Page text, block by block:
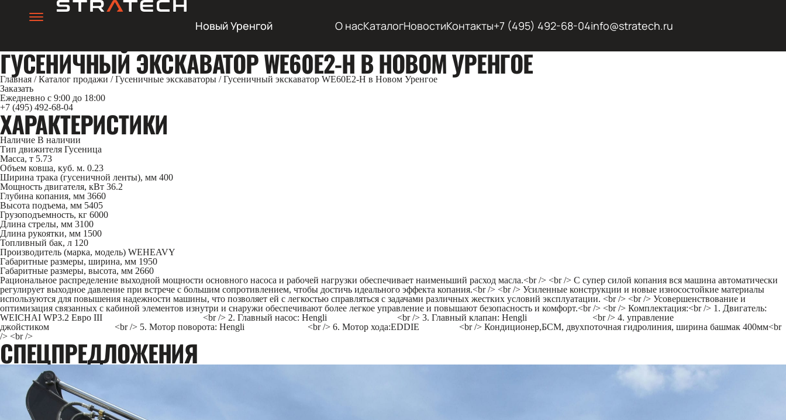
Новый Уренгой О насКаталогНовостиКонтакты+7 (495) 492-68-04info@stratech.ru
ГУСЕНИЧНЫЙ ЭКСКАВАТОР WE60E2-H В НОВОМ УРЕНГОЕ
Главная / Каталог продажи / Гусеничные экскаваторы / Гусеничный экскаватор WE60E2-H в Новом Уренгое
Заказать
Ежедневно с 9:00 до 18:00
+7 (495) 492-68-04
ХАРАКТЕРИСТИКИ
Наличие В наличии
Тип движителя Гусеница
Масса, т 5.73
Объем ковша, куб. м. 0.23
Ширина трака (гусеничной ленты), мм 400
Мощность двигателя, кВт 36.2
Глубина копания, мм 3660
Высота подъема, мм 5405
Грузоподъемность, кг 6000
Длина стрелы, мм 3100
Длина рукоятки, мм 1500
Топливный бак, л 120
Производитель (марка, модель) WEHEAVY
Габаритные размеры, ширина, мм 1950
Габаритные размеры, высота, мм 2660
Рациональное распределение выходной мощности основного насоса и рабочей нагрузки обеспечивает наименьший расход масла.<br /> <br /> С супер силой копания вся машина автоматически
регулирует выходное давление при встрече с большим сопротивлением, чтобы достичь идеального эффекта копания.<br /> <br /> Усиленные конструкции и новые износостойкие материалы
используются для повышения надежности машины, что позволяет ей с легкостью справляться с задачами различных жестких условий эксплуатации. <br /> <br /> Усовершенствование и
оптимизация связанных с кабиной элементов изнутри и снаружи обеспечивают более легкое управление и повышают безопасность и комфорт.<br /> <br /> Комплектация:<br /> 1. Двигатель:
WEICHAI WP3.2 Евро III <br /> 2. Главный насос: Hengli <br /> 3. Главный клапан: Hengli <br /> 4. управление
джойстиком <br /> 5. Мотор поворота: Hengli <br /> 6. Мотор хода:EDDIE <br /> Кондиционер,БСМ, двухпоточная гидролиния, ширина башмак 400мм<br
/> <br />
CПЕЦПРЕДЛОЖЕНИЯ